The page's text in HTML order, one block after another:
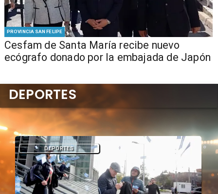
PROVINCIA SAN FELIPE
Cesfam de Santa María recibe nuevo
ecógrafo donado por la embajada de Japón
DEPORTES
DEPORTES